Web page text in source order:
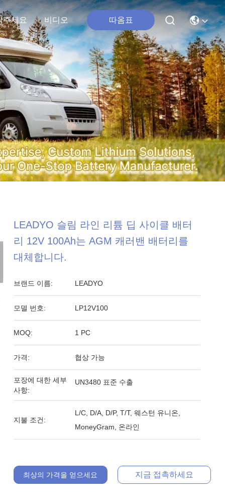
주세요 비디오 따옴표
LEADYO 슬림 라인 리튬 딥 사이클 배터
리 12V 100Ah는 AGM 캐러밴 배터리를
대체합니다.
브랜드 이름: LEADYO
모델 번호: LP12V100
MOQ: 1 PC
가격: 협상 가능
포장에 대한 세부
사항:
UN3480 표준 수출
지불 조건:
L/C, D/A, D/P, T/T, 웨스턴 유니온,
MoneyGram, 온라인
최상의 가격을 얻으세요 지금 접촉하세요